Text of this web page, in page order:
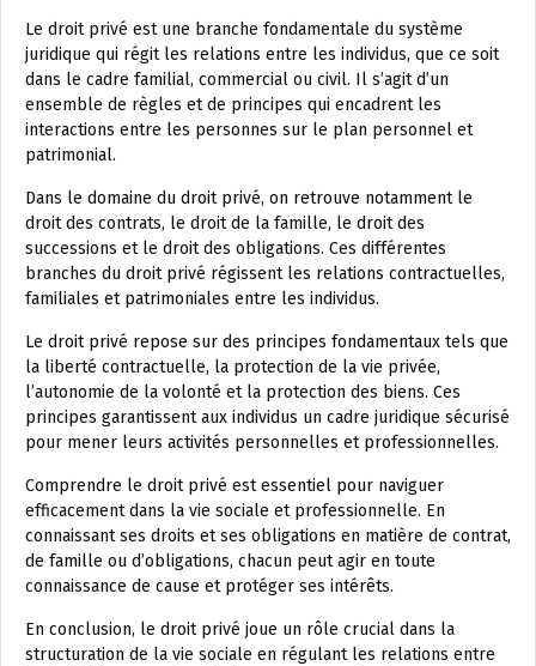
Le droit privé est une branche fondamentale du système
juridique qui régit les relations entre les individus, que ce soit
dans le cadre familial, commercial ou civil. Il s’agit d’un
ensemble de règles et de principes qui encadrent les
interactions entre les personnes sur le plan personnel et
patrimonial.
Dans le domaine du droit privé, on retrouve notamment le
droit des contrats, le droit de la famille, le droit des
successions et le droit des obligations. Ces différentes
branches du droit privé régissent les relations contractuelles,
familiales et patrimoniales entre les individus.
Le droit privé repose sur des principes fondamentaux tels que
la liberté contractuelle, la protection de la vie privée,
l’autonomie de la volonté et la protection des biens. Ces
principes garantissent aux individus un cadre juridique sécurisé
pour mener leurs activités personnelles et professionnelles.
Comprendre le droit privé est essentiel pour naviguer
efficacement dans la vie sociale et professionnelle. En
connaissant ses droits et ses obligations en matière de contrat,
de famille ou d’obligations, chacun peut agir en toute
connaissance de cause et protéger ses intérêts.
En conclusion, le droit privé joue un rôle crucial dans la
structuration de la vie sociale en régulant les relations entre